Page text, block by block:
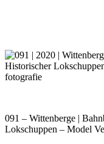
091 – Wittenberge |
Lokschuppen – Model